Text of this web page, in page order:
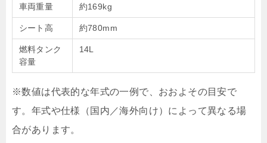
車両重量 約169kg
シート高 約780mm
燃料タンク
容量
14L
※数値は代表的な年式の一例で、おおよその目安で
す。年式や仕様（国内／海外向け）によって異なる場
合があります。